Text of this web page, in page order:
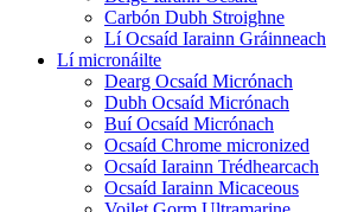
Carbón Dubh Stroighne
Lí Ocsaíd Iarainn Gráinneach
Lí micronáilte
Dearg Ocsaíd Micrónach
Dubh Ocsaíd Micrónach
Buí Ocsaíd Micrónach
Ocsaíd Chrome micronized
Ocsaíd Iarainn Trédhearcach
Ocsaíd Iarainn Micaceous